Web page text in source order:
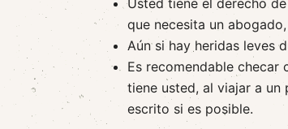
Usted tiene el derecho
que necesita un
Aún si hay heridas leves
Es recomendable
tiene usted, al viajar a
escrito si es posible.